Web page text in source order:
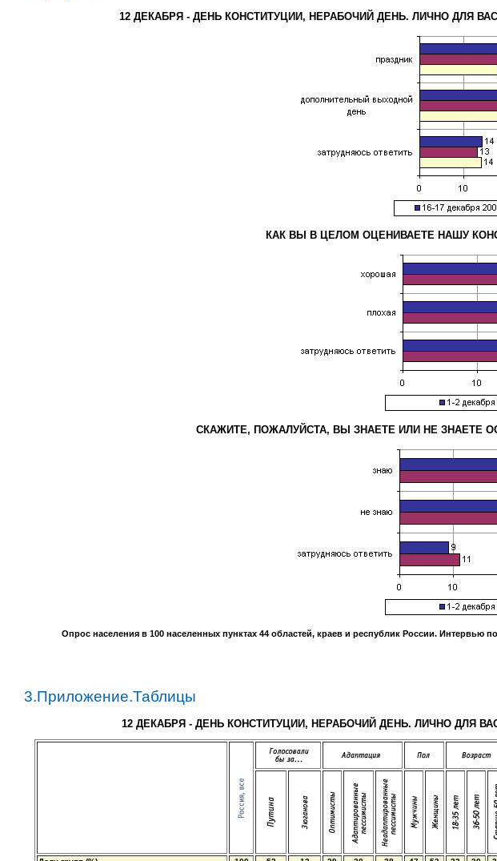
12 ДЕКАБРЯ - ДЕНЬ КОНСТИТУЦИИ, НЕРАБОЧИЙ ДЕНЬ. ЛИЧНО ДЛЯ
КАК ВЫ В ЦЕЛОМ ОЦЕНИВАЕТЕ НАШУ
СКАЖИТЕ, ПОЖАЛУЙСТА, ВЫ ЗНАЕТЕ ИЛИ НЕ ЗНАЕТЕ
Опрос населения в 100 населенных пунктах 44 областей, краев и республик России. Интервью
3.Приложение.Таблицы
12 ДЕКАБРЯ - ДЕНЬ КОНСТИТУЦИИ, НЕРАБОЧИЙ ДЕНЬ. ЛИЧНО ДЛЯ